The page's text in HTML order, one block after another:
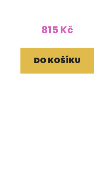
815 Kč
DO KOŠÍKU